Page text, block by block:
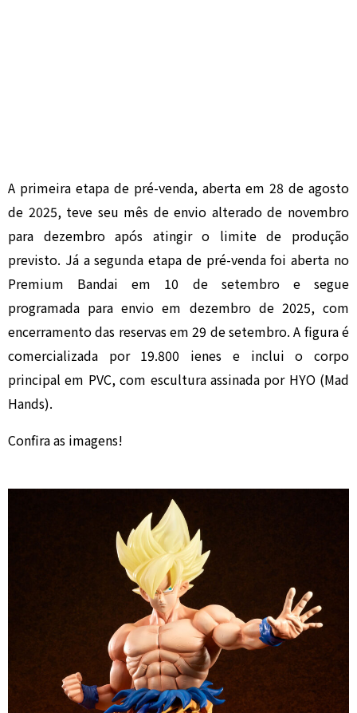
A primeira etapa de pré-venda, aberta em 28 de agosto
de 2025, teve seu mês de envio alterado de novembro
para dezembro após atingir o limite de produção
previsto. Já a segunda etapa de pré-venda foi aberta no
Premium Bandai em 10 de setembro e segue
programada para envio em dezembro de 2025, com
encerramento das reservas em 29 de setembro. A figura é
comercializada por 19.800 ienes e inclui o corpo
principal em PVC, com escultura assinada por HYO (Mad
Hands).
Confira as imagens!